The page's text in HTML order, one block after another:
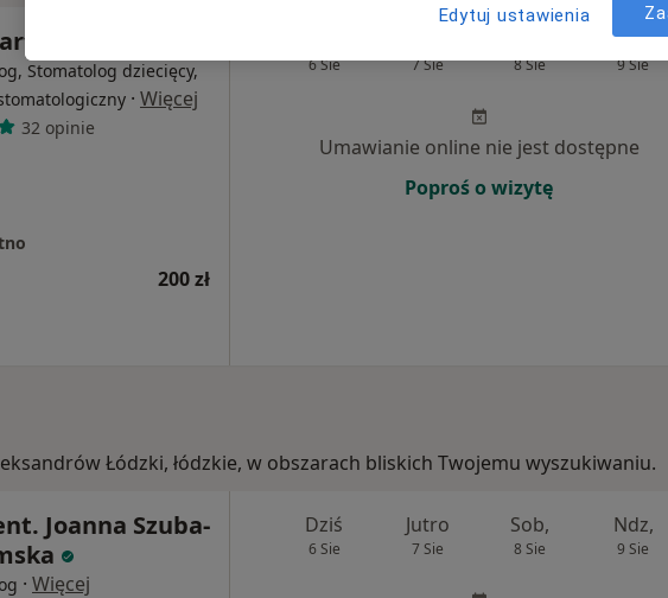
Małecka
Stomatolog dziecięcy,
· Więcej
32 opinie
200 zł
6 Sie 7 Sie 8 Sie
Ndz,
9 Sie
Umawianie online nie jest dostępne
Poproś o wizytę
Łódzki, łódzkie, w obszarach bliskich Twojemu wyszukiwaniu.
Joanna Szuba-
· Więcej
Dziś
6 Sie
Jutro
7 Sie
Sob,
8 Sie
Ndz,
9 Sie
Edytuj ustawienia